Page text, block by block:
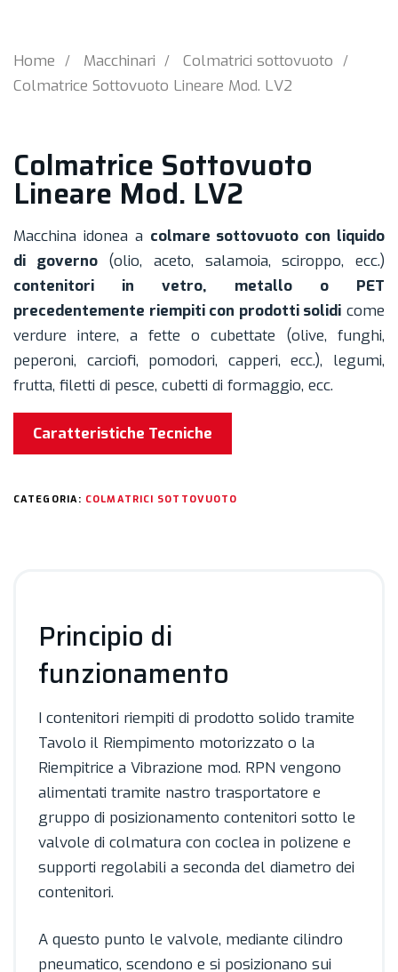
Home Macchinari
Colmatrici sottovuoto
Colmatrice Sottovuoto Lineare Mod. LV2
Colmatrice Sottovuoto
Lineare Mod. LV2
Macchina idonea a colmare sottovuoto con liquido
di governo(olio, aceto, salamoia, sciroppo, ecc.)
contenitori in vetro, metallo o PET
precedentemente riempiti con prodotti solidi come
verdure intere, a fette o cubettate (olive, funghi,
peperoni, carciofi, pomodori, capperi, ecc.), legumi,
frutta, filetti di pesce, cubetti di formaggio, ecc.
Caratteristiche Tecniche
CATEGORIA: COLMATRICI SOTTOVUOTO
Principio di
funzionamento
I contenitori riempiti di prodotto solido tramite
Tavolo il Riempimento motorizzato o la
Riempitrice a Vibrazione mod. RPN vengono
alimentati tramite nastro trasportatore e
gruppo di posizionamento contenitori sotto le
valvole di colmatura con coclea in polizene e
supporti regolabili a seconda del diametro dei
contenitori.
A questo punto le valvole, mediante cilindro
pneumatico, scendono e si posizionano sui